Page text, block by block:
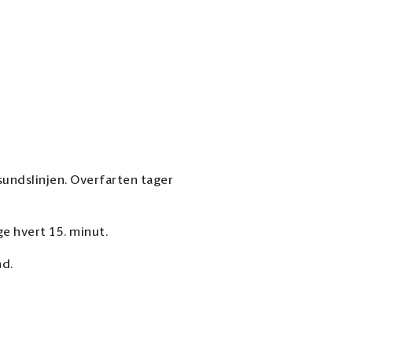
Overfarten tager
hvert 15. minut.